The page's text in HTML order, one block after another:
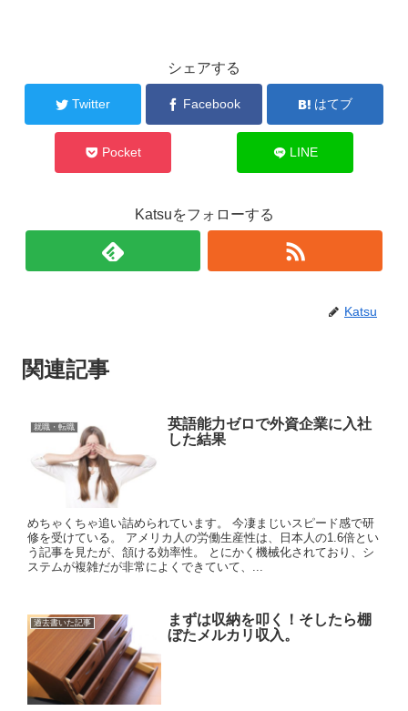
シェアする
Twitter Facebook はてブ
Pocket LINE
Katsuをフォローする
Katsu
関連記事
就職・転職
英語能力ゼロで外資企業に入社
した結果
めちゃくちゃ追い詰められています。 今凄まじいスピード感で研
修を受けている。 アメリカ人の労働生産性は、日本人の1.6倍とい
う記事を見たが、頷ける効率性。 とにかく機械化されており、シ
ステムが複雑だが非常によくできていて、...
過去書いた記事
まずは収納を叩く！そしたら棚
ぼたメルカリ収入。